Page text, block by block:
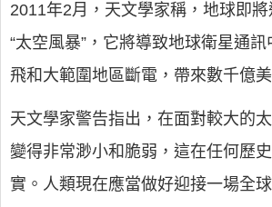
2011年2月，天文學家稱，地球即
“太空風暴”，它將導致地球衛星通訊
飛和大範圍地區斷電，帶來數千億
天文學家警告指出，在面對較大的
變得非常渺小和脆弱，這在任何歷
實。人類現在應當做好迎接一場全